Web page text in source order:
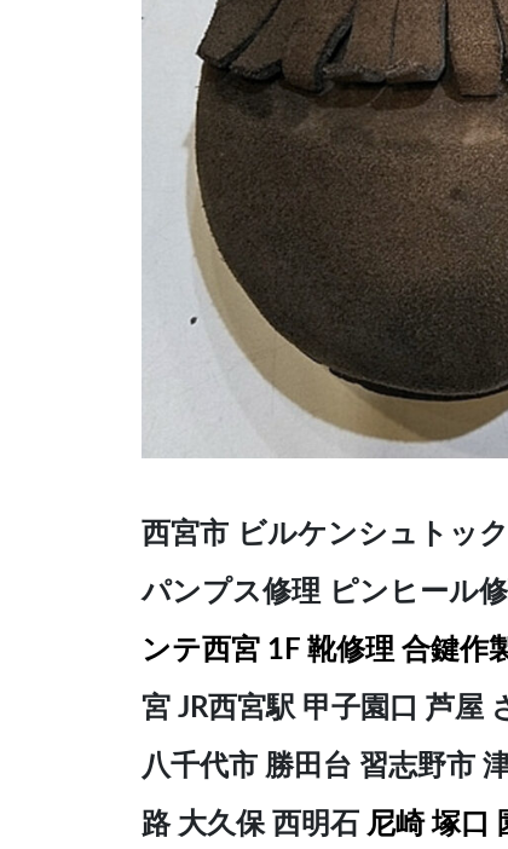
西宮市 ビルケンシュトッ
パンプス修理 ピンヒール
ンテ西宮 1F 靴修理 合鍵作
宮 JR西宮駅 甲子園口 芦屋
八千代市 勝田台 習志野市
路 大久保 西明石 尼崎 塚口